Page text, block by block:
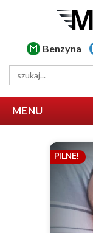
Benzyna
MENU